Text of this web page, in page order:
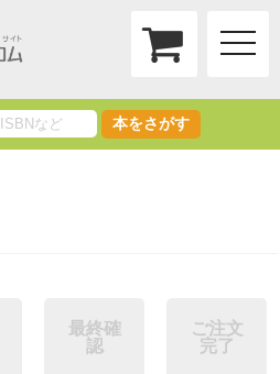
toggle
本をさがす
最終確
認
ご注文
完了